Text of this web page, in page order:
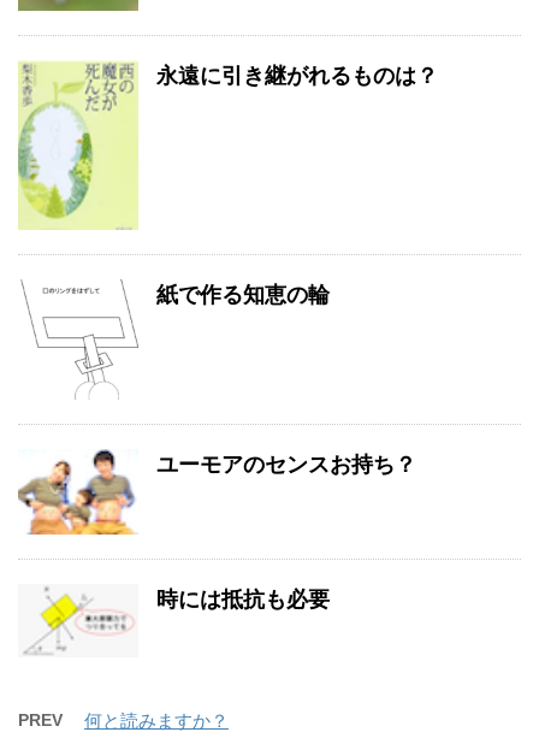
永遠に引き継がれるものは？
紙で作る知恵の輪
ユーモアのセンスお持ち？
時には抵抗も必要
PREV 何と読みますか？